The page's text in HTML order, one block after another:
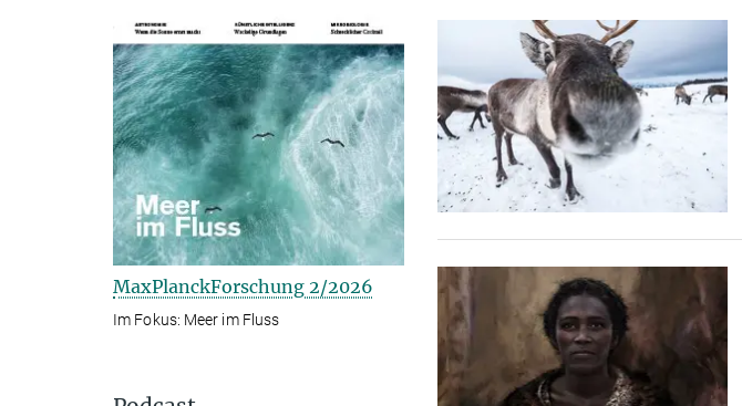
MaxPlanckForschung 2/2026
Im Fokus: Meer im Fluss